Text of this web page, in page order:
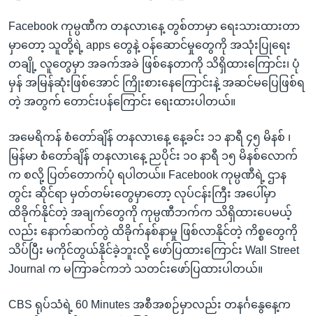
ကျော်
ရန်
Facebook ကုမ္ပဏီက တနလာၤနေ့ တွစ်တာမှာ ရေးသားထားတာ
မှာတော့ သူတို့ရဲ့ apps တွေနဲ့ ဝန်ဆောင်မှုတွေကို အသုံးပြုရေး
တချို့ လူတွေမှာ အခက်အခဲ ဖြစ်နေတာကို သိရှိထားကြောင်း၊ ပုံ
မှန် အမြန်ဆုံးဖြစ်အောင် ကြိုးစားနေကြောင်းနဲ့ အဆင်မပြေဖြစ်ရ
တဲ့ အတွက် တောင်းပန်ကြောင်း ရေးထားပါတယ်။
အမေရိကန် စံတော်ချိန် တနလာၤနေ့ နေ့ခင်း ၁၁ နာရီ ၄၅ မိနစ် ၊
မြန်မာ စံတော်ချိန် တနလာၤနေ့ ညပိုင်း ၁၀ နာရီ ၁၅ မိနစ်လောက်
က စလို့ ပြတ်တောက်ပုံ ရပါတယ်။ Facebook ကုမ္ပဏီရဲ့ ဌာန
တွင်း ဆိုင်ရာ မှတ်တမ်းတွေမှာတော့ လုပ်ငန်းကြီး အပေါ်မှာ
ထိခိုက်နိုင်တဲ့ အချက်တွေကို ကုမ္ပဏီဘက်က သိရှိထားပေမယ့်
လည်း နောက်ဆက်တွဲ ထိခိုက်နစ်နာမှု ဖြစ်လာနိုင်တဲ့ ကိစ္စတွေကို
သိပ်ပြီး မကိုင်တွယ်နိုင်ခဲ့ဘူးလို့ ဖော်ပြထားကြောင်း Wall Street
Journal က မကြာခင်ကဘဲ သတင်းဖော်ပြထားပါတယ်။
CBS ရုပ်သံရဲ့ 60 Minutes အစီအစဉ်မှာလည်း တနင်္ဂနွေနေ့က